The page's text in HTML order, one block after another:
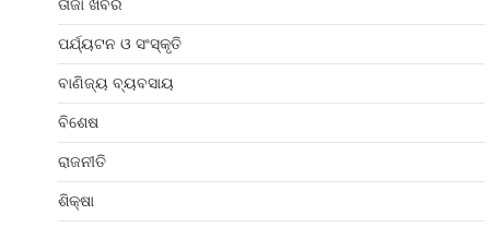
ପର୍ଯ୍ୟଟନ ଓ ସଂସ୍କୃତି
ବାଣିଜ୍ୟ ବ୍ୟବସାୟ
ବିଶେଷ
ରାଜନୀତି
ଶିକ୍ଷା